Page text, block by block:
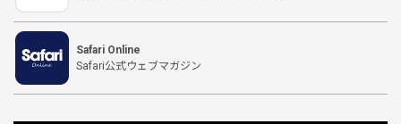
Safari Online
Safari公式ウェブマガジン